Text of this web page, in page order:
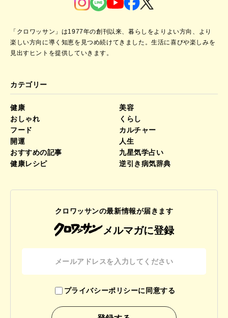
「クロワッサン」は1977年の創刊以来、暮らしをよりよい方向、より
楽しい方向に導く知恵を見つめ続けてきました。生活に喜びや楽しみを
見出すヒントを提供していきます。
カテゴリー
健康
美容
おしゃれ
くらし
フード
カルチャー
開運
人生
おすすめの記事
九星気学占い
健康レシピ
逆引き病気辞典
クロワッサンの最新情報が届きます
メルマガに登録
プライバシーポリシーに同意する